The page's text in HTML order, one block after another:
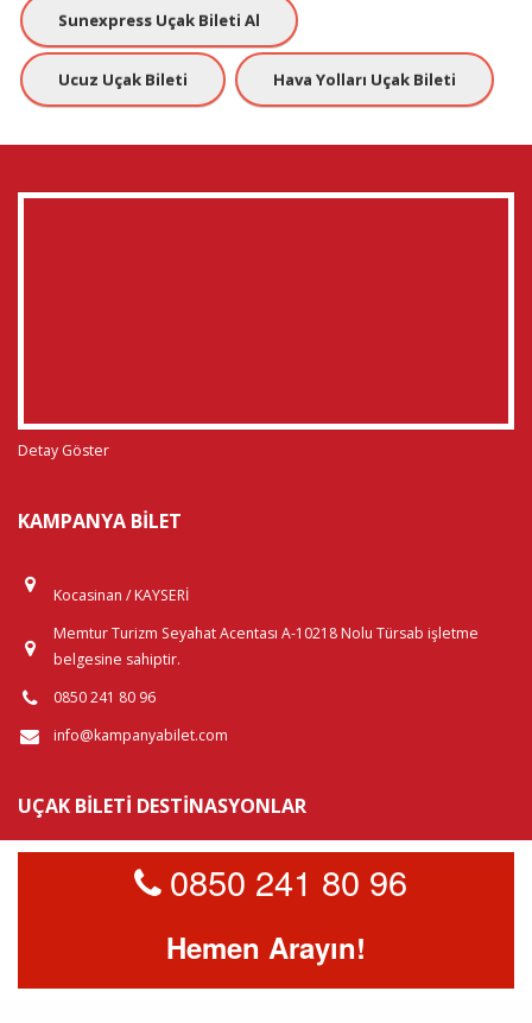
Sunexpress Uçak Bileti Al
Ucuz Uçak Bileti Hava Yolları Uçak Bileti
Detay Göster
KAMPANYA BILET
Kocasinan / KAYSERİ
Memtur Turizm Seyahat Acentası A-10218 Nolu Türsab işletme
belgesine sahiptir.
0850 241 80 96
info@kampanyabilet.com
UÇAK BILETI DESTINASYONLAR
Yurtiçi Uçak Biletleri
Yurtdışı Uçak Biletleri 0850 241 80 96
Hemen Arayın!